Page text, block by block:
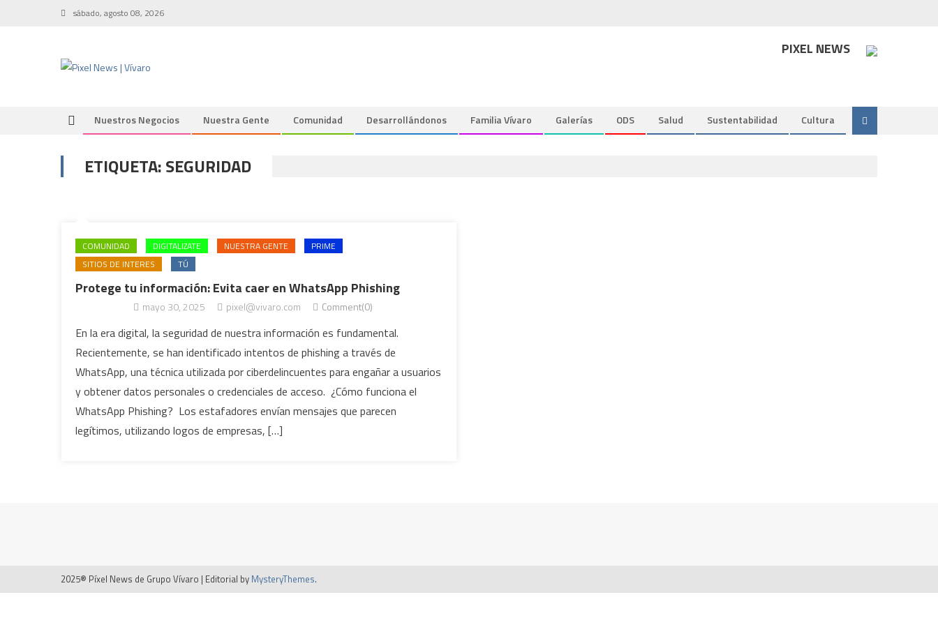
sábado, agosto 08, 2026
PIXEL NEWS
Nuestros Negocios Nuestra Gente Comunidad Desarrollándonos Familia Vívaro Galerías ODS Salud Sustentabilidad Cultura
ETIQUETA:SEGURIDAD
COMUNIDAD DIGITALIZATE NUESTRA GENTE
PRIME
SITIOS DE INTERES
TÚ
Protege tu información: Evita caer en WhatsApp Phishing
mayo 30, 2025 pixel@vivaro.com Comment(0)
En la era digital, la seguridad de nuestra información es fundamental.
Recientemente, se han identificado intentos de phishing a través de
WhatsApp, una técnica utilizada por ciberdelincuentes para engañar a usuarios
y obtener datos personales o credenciales de acceso. ¿Cómo funciona el
WhatsApp Phishing? Los estafadores envían mensajes que parecen
legítimos, utilizando logos de empresas, […]
2025® Píxel News de Grupo Vívaro | Editorial by MysteryThemes.